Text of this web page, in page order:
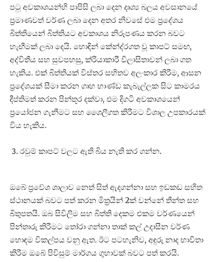
පටු අවකාශයන්හි පාපිසි ලබා දෙන දෘශ්‍ය බලය අවසානයේ
ප්‍රමාණවත් වර්ණ ලබා දෙන අතර නිවසේ එම ප්‍රදේශය
බිත්තියෙන් බිත්තියට අවකාශය නිරූපණය කරන බවට
හැඟීමක් ලබා දෙයි. හොඳින් කේන්ද්රගත වූ කාපට් සමඟ,
අද්විතීය සහ සුවපහසු, ක්රියාකාරී විලාසිතාවන් ලබා ගත
හැකිය. එක් බිත්තියක් විස්තර සහිතව අලංකාර කිරීම, ආසන
ප්‍රදේශයක් සීමා කරන ගෘහ භාණ්ඩ කැබැල්ලක සිට කාමරය
දීප්තිමත් කරන පින්තූර දක්වා, එම දිගටි අවකාශයෙන්
ප්‍රයෝජන ගැනීමට සහ ශෛලීගත කිරීමට විශාල උපකාරයක්
විය හැකිය.
රවුම් කාපට් වලට ඇති බිය නැති කර ගන්න.
ඔබේ ප්‍රවේශ ශාලාව නෙත් සිත් ඇදගන්නා සහ ඉඩකඩ සහිත
ස්ථානයක් බවට පත් කරන මිත්‍රයින් 2ක් වන්නේ තීන්ත සහ
බිතුපතයි. ඔබ සිවිලිම සහ බිත්ති දෙකම එකම වර්ණයෙන්
පින්තාරු කිරීමට තෝරා ගන්නා තාක් කල් උදාසීන වර්ණ
හොඳම විකල්පය වනු ඇත. ඊට පටහැනිව, අඳුරු නාද භාවිතා
කිරීම ඔබේ පිවිසුම් මාර්ගය ගුහාවක් බවට පත් කරයි.